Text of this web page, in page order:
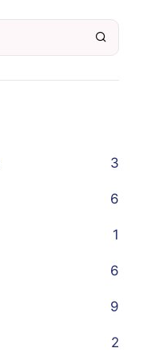
3
6
1
6
9
2